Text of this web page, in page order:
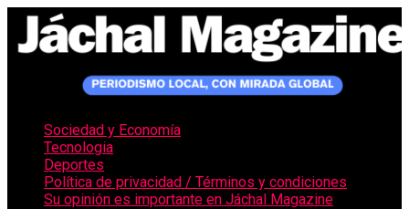
Sociedad y Economía
Tecnologia
Deportes
Política de privacidad / Términos y condiciones
Su opinión es importante en Jáchal Magazine